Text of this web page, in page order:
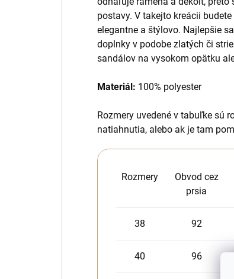
postavy. V takejto kreácii
elegantne a štýlovo. Najlepšie
doplnky v podobe zlatých či
sandálov na vysokom opätku
Materiál: 100% polyester
Rozmery uvedené v tabuľke sú
natiahnutia, alebo ak je tam
Rozmery
Obvod cez
prsia
38 92
40 96